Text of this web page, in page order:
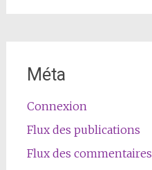
Méta
Connexion
Flux des publications
Flux des commentaires